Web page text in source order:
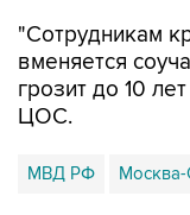
"Сотрудникам
вменяется
грозит до 10
ЦОС.
МВД РФ Москва-